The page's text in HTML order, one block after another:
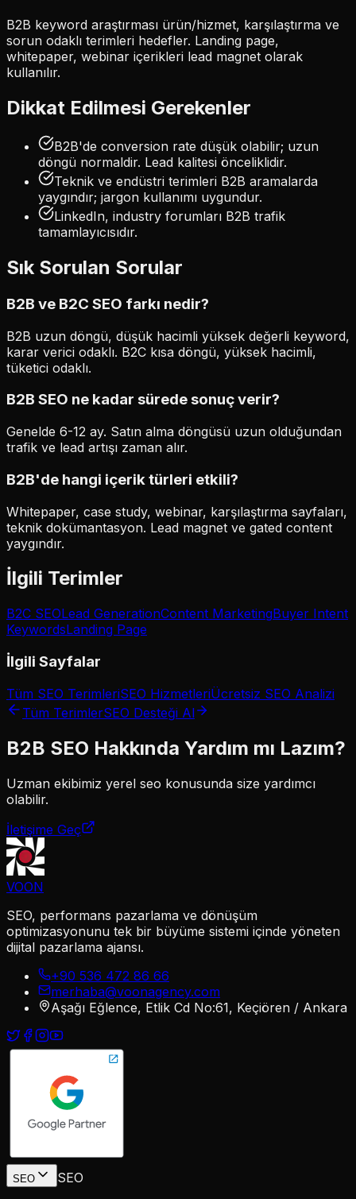
B2B keyword araştırması ürün/hizmet, karşılaştırma ve
sorun odaklı terimleri hedefler. Landing page,
whitepaper, webinar içerikleri lead magnet olarak
kullanılır.
Dikkat Edilmesi Gerekenler
B2B'de conversion rate düşük olabilir; uzun
döngü normaldir. Lead kalitesi önceliklidir.
Teknik ve endüstri terimleri B2B aramalarda
yaygındır; jargon kullanımı uygundur.
LinkedIn, industry forumları B2B trafik
tamamlayıcısıdır.
Sık Sorulan Sorular
B2B ve B2C SEO farkı nedir?
B2B uzun döngü, düşük hacimli yüksek değerli keyword,
karar verici odaklı. B2C kısa döngü, yüksek hacimli,
tüketici odaklı.
B2B SEO ne kadar sürede sonuç verir?
Genelde 6-12 ay. Satın alma döngüsü uzun olduğundan
trafik ve lead artışı zaman alır.
B2B'de hangi içerik türleri etkili?
Whitepaper, case study, webinar, karşılaştırma sayfaları,
teknik dokümantasyon. Lead magnet ve gated content
yaygındır.
İlgili Terimler
B2C SEOLead GenerationContent MarketingBuyer Intent
KeywordsLanding Page
İlgili Sayfalar
Tüm SEO TerimleriSEO HizmetleriÜcretsiz SEO Analizi
Tüm TerimlerSEO Desteği Al
B2B SEO Hakkında Yardım mı Lazım?
Uzman ekibimiz yerel seo konusunda size yardımcı
olabilir.
İletişime Geç
VOON
SEO, performans pazarlama ve dönüşüm
optimizasyonunu tek bir büyüme sistemi içinde yöneten
dijital pazarlama ajansı.
+90 536 472 86 66
merhaba@voonagency.com
Aşağı Eğlence, Etlik Cd No:61, Keçiören / Ankara
SEO
SEO